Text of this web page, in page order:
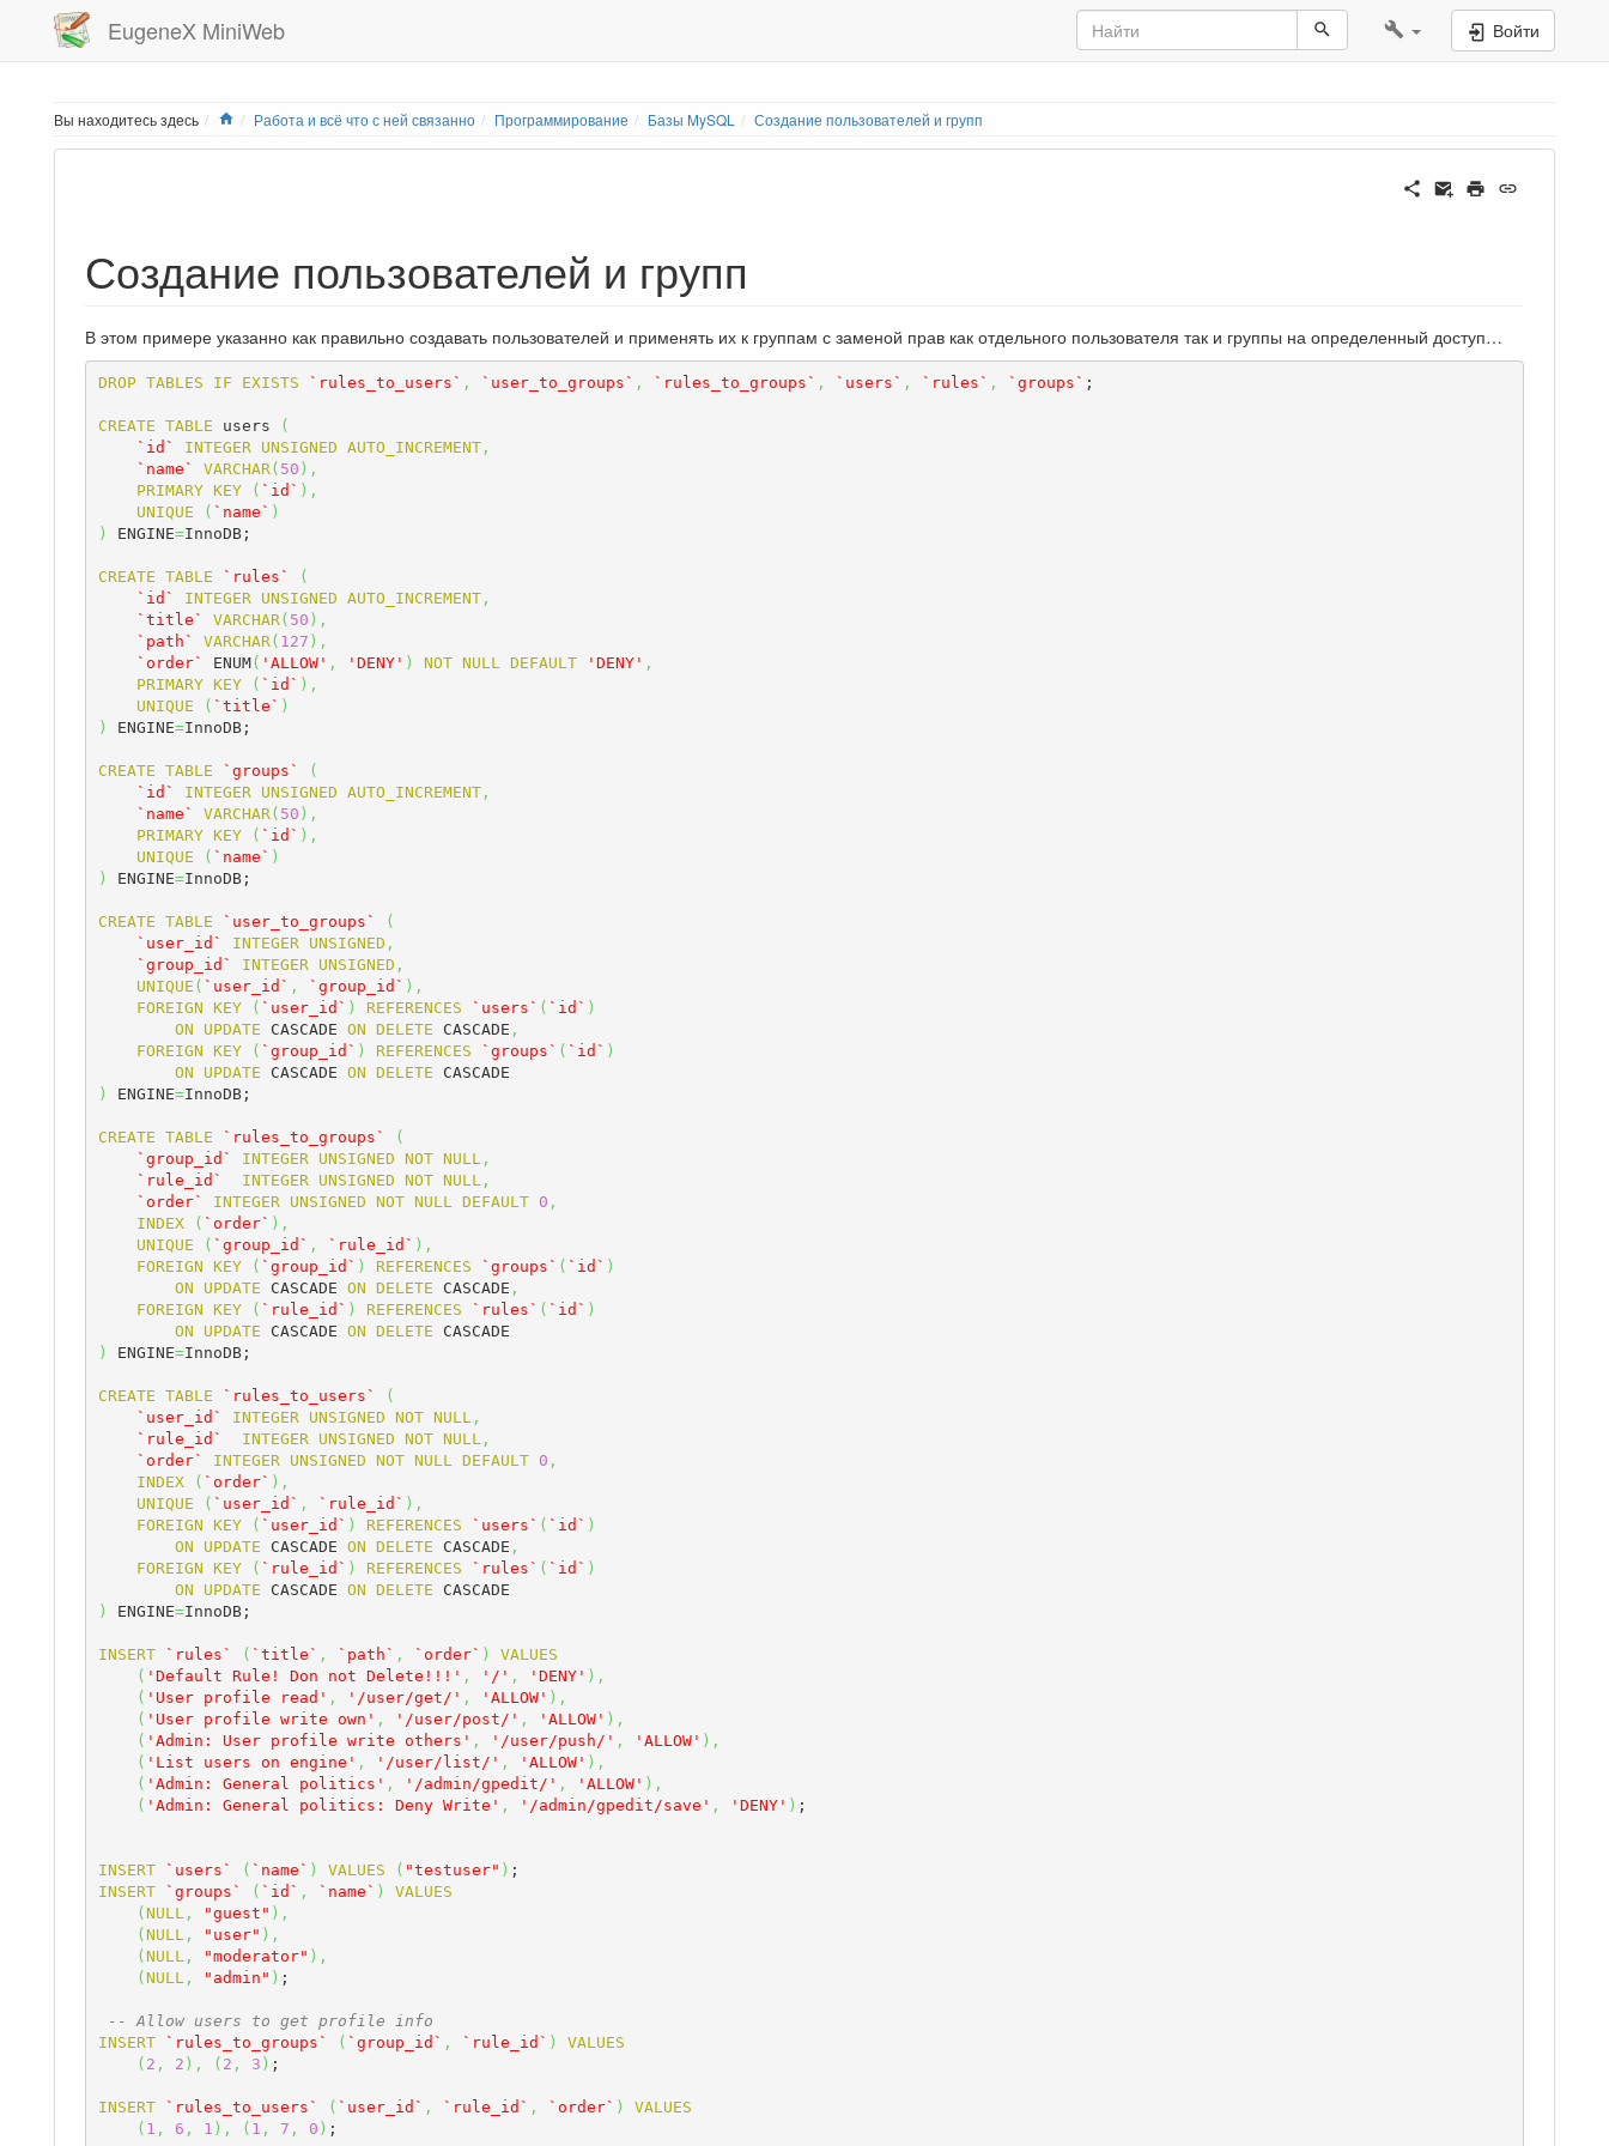
EugeneX MiniWeb Войти
Вы находитесь здесь Home
Работа и всё что с ней связанно Программирование Базы MySQL Создание пользователей и групп
Создание пользователей и групп
В этом примере указанно как правильно создавать пользователей и применять их к группам с заменой прав как отдельного пользователя так и группы на определенный доступ…
DROP TABLES IF EXISTS `rules_to_users` , `user_to_groups` , `rules_to_groups` , `users` , `rules` , `groups` ;
CREATE TABLE users
(
`id`
INTEGER UNSIGNED AUTO_INCREMENT,
`name`
VARCHAR( 50 ) ,
PRIMARY KEY ( `id` ) ,
UNIQUE
( `name` )
)
ENGINE=InnoDB;
CREATE TABLE `rules`
(
`id`
INTEGER UNSIGNED AUTO_INCREMENT,
`title`
VARCHAR( 50 ) ,
`path`
VARCHAR( 127 ) ,
`order`
ENUM( 'ALLOW' , 'DENY' ) NOT NULL DEFAULT 'DENY' ,
PRIMARY KEY ( `id` ) ,
UNIQUE
( `title` )
)
ENGINE=InnoDB;
CREATE TABLE `groups`
(
`id`
INTEGER UNSIGNED AUTO_INCREMENT,
`name`
VARCHAR( 50 ) ,
PRIMARY KEY ( `id` ) ,
UNIQUE
( `name` )
)
ENGINE=InnoDB;
CREATE TABLE `user_to_groups`
(
`user_id`
INTEGER UNSIGNED ,
`group_id`
INTEGER UNSIGNED ,
UNIQUE ( `user_id` , `group_id` ) ,
FOREIGN KEY ( `user_id` ) REFERENCES `users` ( `id` )
ON
UPDATE CASCADE ON DELETE CASCADE ,
FOREIGN KEY ( `group_id` ) REFERENCES `groups` ( `id` )
ON
UPDATE CASCADE ON DELETE
)
ENGINE=InnoDB;
CREATE TABLE `rules_to_groups`
(
`group_id`
INTEGER UNSIGNED NOT NULL,
`rule_id`
INTEGER UNSIGNED NOT NULL,
`order`
INTEGER UNSIGNED NOT NULL DEFAULT 0 ,
INDEX
( `order` ) ,
UNIQUE
( `group_id` , `rule_id` ) ,
FOREIGN KEY ( `group_id` ) REFERENCES `groups` ( `id` )
ON
UPDATE CASCADE ON DELETE CASCADE ,
FOREIGN KEY ( `rule_id` ) REFERENCES `rules` ( `id` )
ON
UPDATE CASCADE ON DELETE
)
ENGINE=InnoDB;
CREATE TABLE `rules_to_users`
(
`user_id`
INTEGER UNSIGNED NOT NULL,
`rule_id`
INTEGER UNSIGNED NOT NULL,
`order`
INTEGER UNSIGNED NOT NULL DEFAULT 0 ,
INDEX
( `order` ) ,
UNIQUE
( `user_id` , `rule_id` ) ,
FOREIGN KEY ( `user_id` ) REFERENCES `users` ( `id` )
ON
UPDATE CASCADE ON DELETE CASCADE ,
FOREIGN KEY ( `rule_id` ) REFERENCES `rules` ( `id` )
ON
UPDATE CASCADE ON DELETE
)
ENGINE=InnoDB;
INSERT `rules` ( `title` , `path` , `order` )
VALUES
( 'Default Rule! Don not Delete!!!' , '/' , 'DENY' ) ,
( 'User profile read' , '/user/get/' , 'ALLOW' ) ,
( 'User profile write own' , '/user/post/' , 'ALLOW' ) ,
( 'Admin: User profile write others' , '/user/push/' , 'ALLOW' ) ,
( 'List users on engine' , '/user/list/' , 'ALLOW' ) ,
( 'Admin: General politics' , '/admin/gpedit/' , 'ALLOW' ) ,
( 'Admin: General politics: Deny Write' , '/admin/gpedit/save' , 'DENY' ) ;
INSERT `users` ( `name` ) VALUES ( "testuser" )
INSERT
`groups` ( `id` , `name` )
VALUES
( NULL, "guest" ) ,
( NULL, "user" ) ,
( NULL, "moderator" ) ,
( NULL, "admin" ) ;
-- Allow users to get profile info
INSERT
`rules_to_groups` ( `group_id` , `rule_id` )
VALUES
( 2 , 2 ) , ( 2 , 3 ) ;
INSERT `rules_to_users` ( `user_id` , `rule_id` , `order` )
VALUES
( 1 , 6 , 1 ) , ( 1 , 7 , 0 ) ;